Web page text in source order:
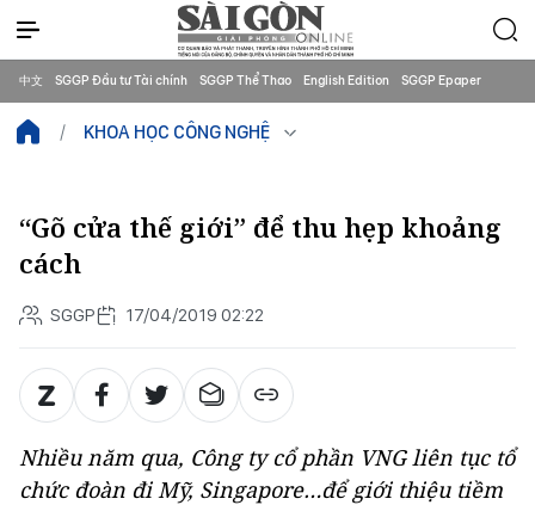
中文 SGGP Đầu tư Tài chính SGGP Thể Thao English Edition SGGP Epaper
KHOA HỌC CÔNG NGHỆ
“Gõ cửa thế giới” để thu hẹp khoảng
cách
SGGP 17/04/2019 02:22
Nhiều năm qua, Công ty cổ phần VNG liên tục tổ
chức đoàn đi Mỹ, Singapore…để giới thiệu tiềm